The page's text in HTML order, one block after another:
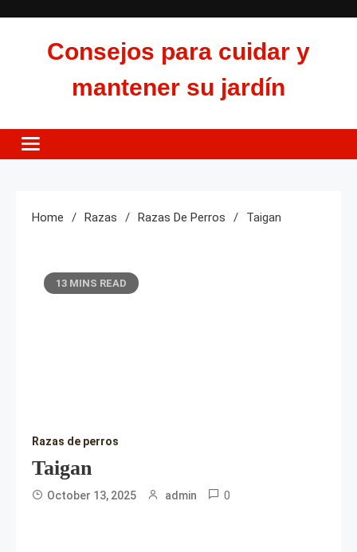
Consejos para cuidar y
mantener su jardín
Home Razas Razas De Perros Taigan
13 MINS READ
Razas de perros
Taigan
October 13, 2025 admin 0